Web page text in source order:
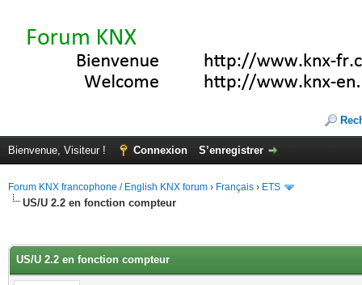
Bienvenue, Visiteur ! Connexion S’enregistrer
Forum KNX francophone / English KNX forum › Français › ETS
US/U 2.2 en fonction compteur
US/U 2.2 en fonction compteur